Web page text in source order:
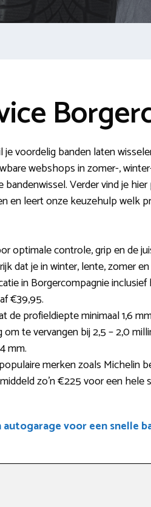
voordelig banden laten
webshops in zomer-,
Verder vind je
en leert onze keuzehulp welk
optimale controle, grip en de
dat je in winter, lente, zomer
in Borgercompagnie
€39,95.
de profieldiepte minimaal 1,6
te vervangen bij 2,5 – 2,0
mm.
merken zoals Michelin
zo’n €225 voor een hele
autogarage voor een snelle